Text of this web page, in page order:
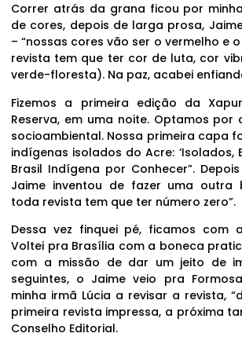
Correr atrás da grana ficou por
de cores, depois de larga prosa,
– “nossas cores vão ser o vermelho e
revista tem que ter cor de luta, cor
verde-floresta). Na paz, acabei
Fizemos a primeira edição da
Reserva, em uma noite. Optamos
socioambiental. Nossa primeira capa
indígenas isolados do Acre: ‘Isolados,
Brasil Indígena por Conhecer”.
Jaime inventou de fazer uma outra
toda revista tem que ter número zero”.
Dessa vez finquei pé, ficamos com
Voltei pra Brasília com a boneca
com a missão de dar um jeito de
seguintes, o Jaime veio pra
minha irmã Lúcia a revisar a revista,
primeira revista impressa, a próxima
Conselho Editorial.